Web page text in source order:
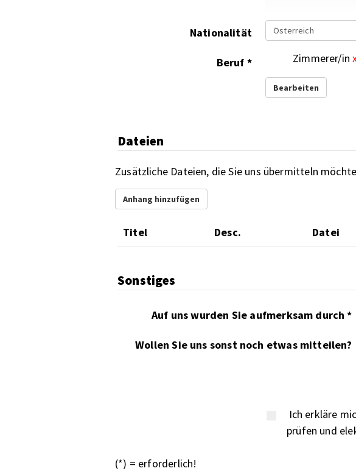
Nationalität Österreich
Beruf * Zimmerer/in
Bearbeiten
Dateien
Zusätzliche Dateien, die Sie uns übermitteln
Anhang hinzufügen
Titel Desc. Datei
Sonstiges
Auf uns wurden Sie aufmerksam durch *
Wollen Sie uns sonst noch etwas mitteilen?
Ich erkläre
prüfen und
(*) = erforderlich!